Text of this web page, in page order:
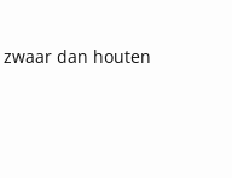
dan houten